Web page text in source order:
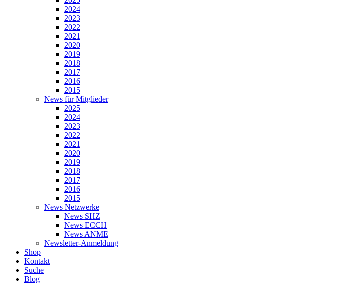
2024
2023
2022
2021
2020
2019
2018
2017
2016
2015
News für Mitglieder
2025
2024
2023
2022
2021
2020
2019
2018
2017
2016
2015
News Netzwerke
News SHZ
News ECCH
News ANME
Newsletter-Anmeldung
Shop
Kontakt
Suche
Blog